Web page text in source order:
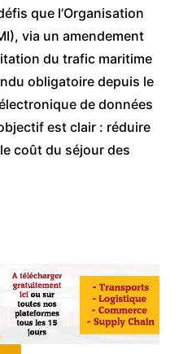
que l’Organisation
via un amendement
du trafic maritime
obligatoire depuis le
de données
est clair : réduire
coût du séjour des